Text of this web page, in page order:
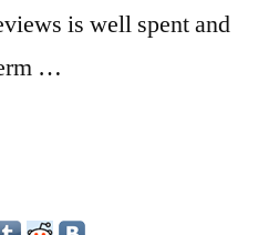
is well spent and
…